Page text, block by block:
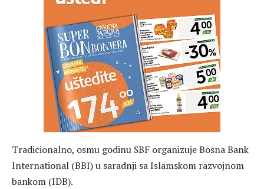
Tradicionalno, osmu godinu SBF organizuje Bosna Bank
International (BBI) u saradnji sa Islamskom razvojnom
bankom (IDB).